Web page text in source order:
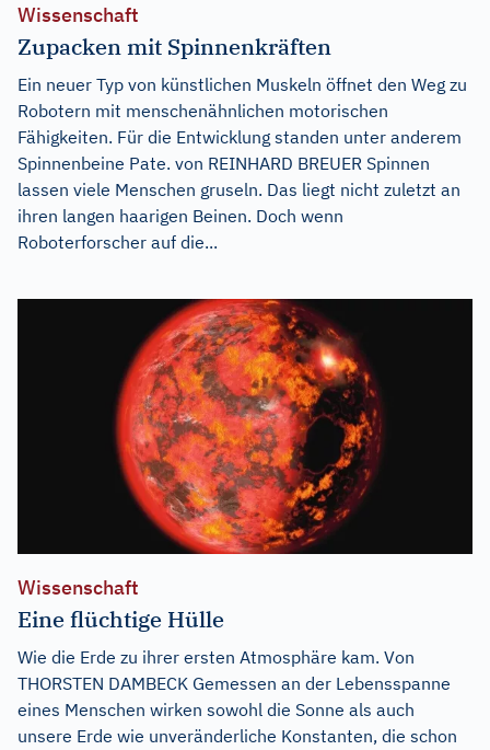
Wissenschaft
Zupacken mit Spinnenkräften
Ein neuer Typ von künstlichen Muskeln öffnet den Weg zu
Robotern mit menschenähnlichen motorischen
Fähigkeiten. Für die Entwicklung standen unter anderem
Spinnenbeine Pate. von REINHARD BREUER Spinnen
lassen viele Menschen gruseln. Das liegt nicht zuletzt an
ihren langen haarigen Beinen. Doch wenn
Roboterforscher auf die...
Wissenschaft
Eine flüchtige Hülle
Wie die Erde zu ihrer ersten Atmosphäre kam. Von
THORSTEN DAMBECK Gemessen an der Lebensspanne
eines Menschen wirken sowohl die Sonne als auch
unsere Erde wie unveränderliche Konstanten, die schon